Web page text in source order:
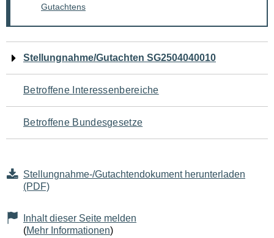
Gutachtens
Navigation
für
den
Seiteninhalt
Stellungnahme/Gutachten SG2504040010
Betroffene Interessenbereiche
Betroffene Bundesgesetze
Stellungnahme-/Gutachtendokument herunterladen
(PDF)
Inhalt dieser Seite melden
(Mehr Informationen)